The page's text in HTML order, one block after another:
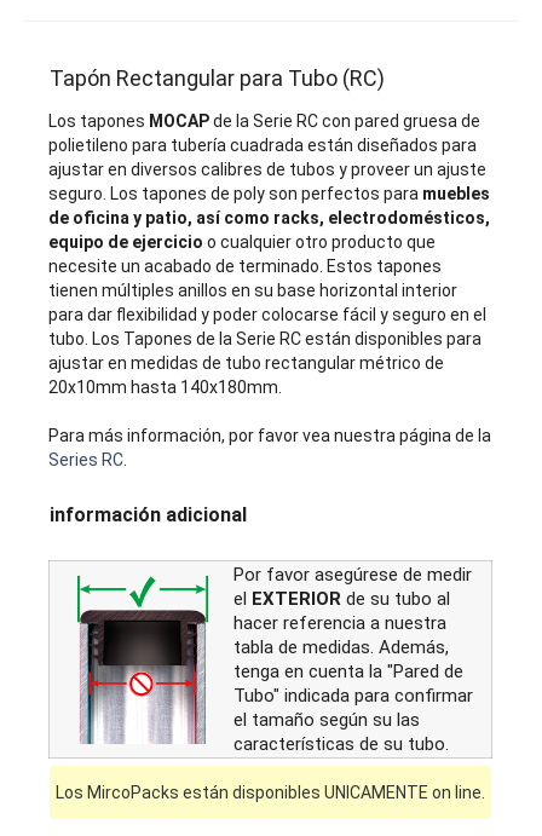
Tapón Rectangular para Tubo (RC)
Los tapones MOCAPde la Serie RC con pared gruesa de
polietileno para tubería cuadrada están diseñados para
ajustar en diversos calibres de tubos y proveer un ajuste
seguro. Los tapones de poly son perfectos para muebles
de oficina y patio, así como racks, electrodomésticos,
equipo de ejercicio o cualquier otro producto que
necesite un acabado de terminado. Estos tapones
tienen múltiples anillos en su base horizontal interior
para dar flexibilidad y poder colocarse fácil y seguro en el
tubo. Los Tapones de la Serie RC están disponibles para
ajustar en medidas de tubo rectangular métrico de
20x10mm hasta 140x180mm.
Para más información, por favor vea nuestra página de la
Series RC.
información adicional
Por favor asegúrese de medir
el EXTERIOR de su tubo al
hacer referencia a nuestra
tabla de medidas. Además,
tenga en cuenta la "Pared de
Tubo" indicada para confirmar
el tamaño según su las
características de su tubo.
Los MircoPacks están disponibles UNICAMENTE on line.